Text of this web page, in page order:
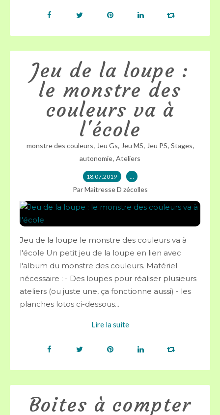
Jeu de la loupe :
le monstre des
couleurs va à
l'école
monstre des couleurs, Jeu Gs, Jeu MS, Jeu PS, Stages,
autonomie, Ateliers
18.07.2019 …
Par Maitresse D zécolles
Jeu de la loupe le monstre des couleurs va à
l'école Un petit jeu de la loupe en lien avec
l'album du monstre des couleurs. Matériel
nécessaire : - Des loupes pour réaliser plusieurs
ateliers (ou juste une, ça fonctionne aussi) - les
planches lotos ci-dessous...
Lire la suite
Boites à compter